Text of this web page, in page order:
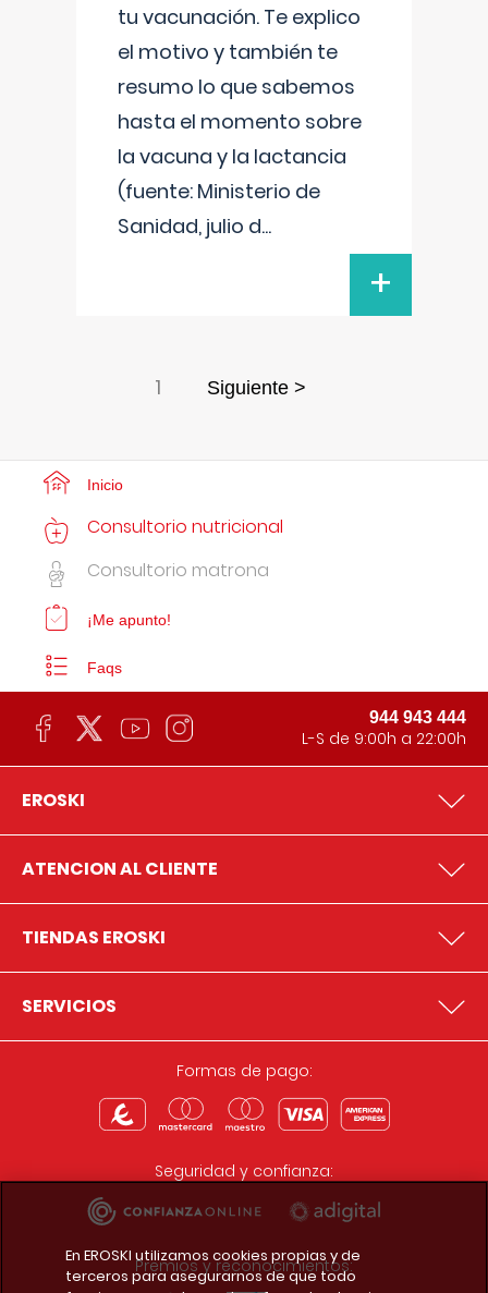
tu vacunación. Te explico
el motivo y también te
resumo lo que sabemos
hasta el momento sobre
la vacuna y la lactancia
(fuente: Ministerio de
Sanidad, julio d...
+
1 Siguiente >
Inicio
Consultorio nutricional
Consultorio matrona
¡Me apunto!
Faqs
944 943 444
L-S de 9:00h a 22:00h
EROSKI
ATENCION AL CLIENTE
TIENDAS EROSKI
SERVICIOS
Formas de pago:
Seguridad y confianza:
Premios y reconocimientos:
En EROSKI utilizamos cookies propias y de
terceros para asegurarnos de que todo